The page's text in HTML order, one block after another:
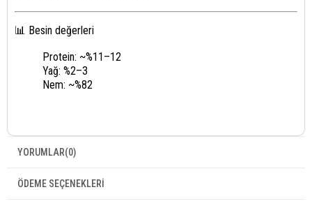
📊 Besin değerleri
Protein: ~%11–12
Yağ: %2–3
Nem: ~%82
YORUMLAR(0)
ÖDEME SEÇENEKLERI